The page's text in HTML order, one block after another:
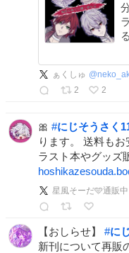
分通
ぁくしゅ @
2
2
🎀 #にじそうさく
ります。 送料も
ラスト本やグッズ
星風そーだ🩵通販中
【おしらせ】 #に
新刊について再販